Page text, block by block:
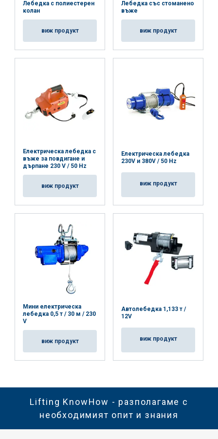
Лебедка с полиестерен
колан
виж продукт
Лебедка със стоманено
въже
виж продукт
Електрическа лебедка с
въже за повдигане и
дърпане 230 V / 50 Hz
виж продукт
Електрическа лебедка
230V и 380V / 50 Hz
виж продукт
Мини електрическа
лебедка 0,5 т / 30 м / 230
V
виж продукт
Автолебедка 1,133 т /
12V
виж продукт
Lifting KnowHow - разполагаме с
необходимият опит и знания